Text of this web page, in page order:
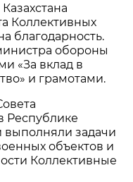
Коллективных
благодарность.
обороны
«За вклад в
и грамотами.
Республике
выполняли задачи
объектов и
Коллективные